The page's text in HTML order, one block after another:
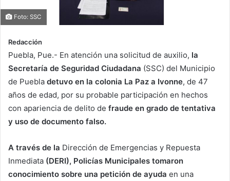
Foto: SSC
Redacción
Puebla, Pue.- En atención una solicitud de auxilio, la
Secretaría de Seguridad Ciudadana (SSC) del Municipio
de Puebla detuvo en la colonia La Paz a Ivonne, de 47
años de edad, por su probable participación en hechos
con apariencia de delito de fraude en grado de tentativa
y uso de documento falso.
A través de la Dirección de Emergencias y Repuesta
Inmediata (DERI), Policías Municipales tomaron
conocimiento sobre una petición de ayuda en una